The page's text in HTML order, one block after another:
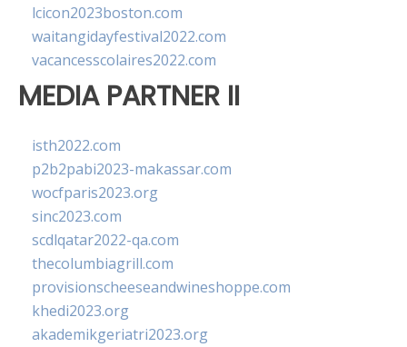
lcicon2023boston.com
waitangidayfestival2022.com
vacancesscolaires2022.com
MEDIA PARTNER II
isth2022.com
p2b2pabi2023-makassar.com
wocfparis2023.org
sinc2023.com
scdlqatar2022-qa.com
thecolumbiagrill.com
provisionscheeseandwineshoppe.com
khedi2023.org
akademikgeriatri2023.org